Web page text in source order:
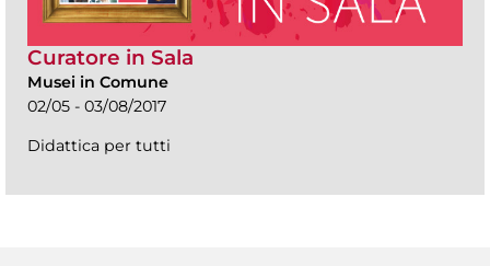
Curatore in Sala
Musei in Comune
02/05 - 03/08/2017
Didattica per tutti